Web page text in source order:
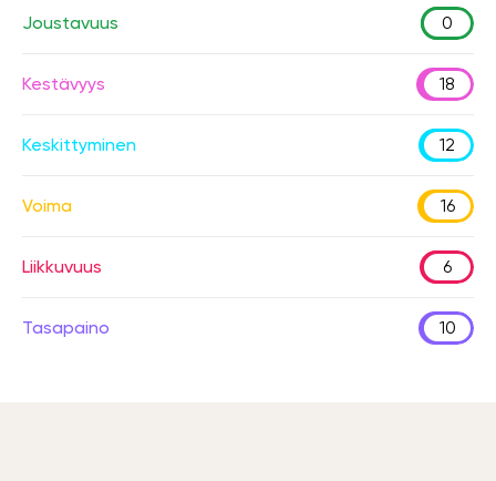
Joustavuus 0
Kestävyys 18
Keskittyminen 12
Voima 16
Liikkuvuus 6
Tasapaino 10